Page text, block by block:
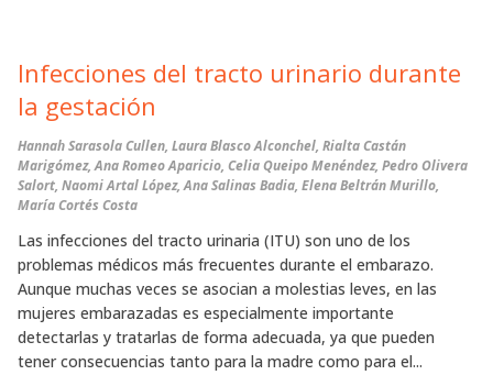
Infecciones del tracto urinario durante
la gestación
Hannah Sarasola Cullen, Laura Blasco Alconchel, Rialta Castán
Marigómez, Ana Romeo Aparicio, Celia Queipo Menéndez, Pedro Olivera
Salort, Naomi Artal López, Ana Salinas Badia, Elena Beltrán Murillo,
María Cortés Costa
Las infecciones del tracto urinaria (ITU) son uno de los
problemas médicos más frecuentes durante el embarazo.
Aunque muchas veces se asocian a molestias leves, en las
mujeres embarazadas es especialmente importante
detectarlas y tratarlas de forma adecuada, ya que pueden
tener consecuencias tanto para la madre como para el...